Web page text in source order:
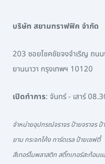
บริษัท สยามทราฟฟิค จำกัด
203 ซอยโชคชัยจงจำเริญ ถนน
ยานนาวา กรุงเทพฯ 10120
เปิดทำการ: จันทร์ - เสาร์
จำหน่ายอุปกรณ์จราจร ป้ายจราจร
ยาม กระจกโค้ง การ์ดเรล ป้ายเซฟตี้
สีเทอร์โมพลาสติก สติ๊กเกอร์สะท้อ